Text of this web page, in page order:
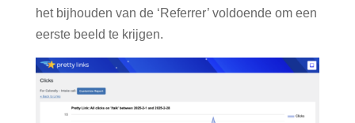
het bijhouden van de ‘Referrer’ voldoende om een
eerste beeld te krijgen.